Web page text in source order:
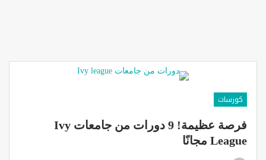
كورسات
فرصة عظيمة! 9 دورات من جامعات Ivy
League مجانًا